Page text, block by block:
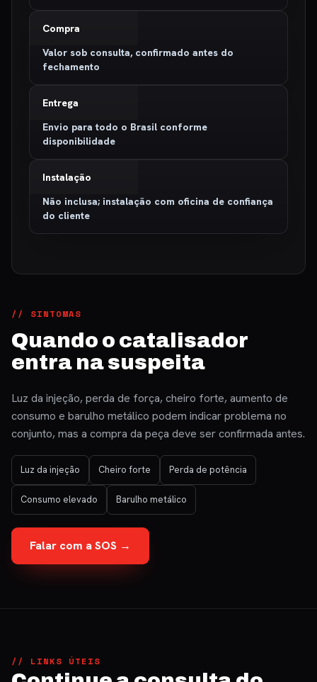
Compra
Valor sob consulta, confirmado antes do
fechamento
Entrega
Envio para todo o Brasil conforme
disponibilidade
Instalação
Não inclusa; instalação com oficina de confiança
do cliente
// SINTOMAS
Quando o catalisador
entra na suspeita
Luz da injeção, perda de força, cheiro forte, aumento de
consumo e barulho metálico podem indicar problema no
conjunto, mas a compra da peça deve ser confirmada antes.
Luz da injeção Cheiro forte Perda de potência
Consumo elevado Barulho metálico
Falar com a SOS →
// LINKS ÚTEIS